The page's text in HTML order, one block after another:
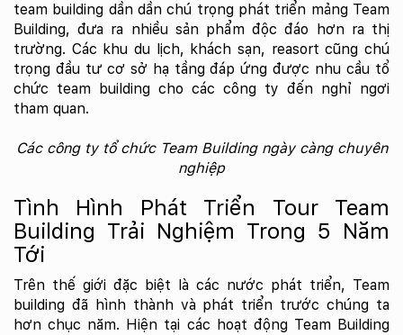
team building dần dần chú trọng phát triển mảng Team
Building, đưa ra nhiều sản phẩm độc đáo hơn ra thị
trường. Các khu du lịch, khách sạn, reasort cũng chú
trọng đầu tư cơ sở hạ tầng đáp ứng được nhu cầu tổ
chức team building cho các công ty đến nghỉ ngơi
tham quan.
Các công ty tổ chức Team Building ngày càng chuyên
nghiệp
Tình Hình Phát Triển Tour Team
Building Trải Nghiệm Trong 5 Năm
Tới
Trên thế giới đặc biệt là các nước phát triển, Team
building đã hình thành và phát triển trước chúng ta
hơn chục năm. Hiện tại các hoạt động Team Building